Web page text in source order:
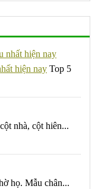
hiện nay Top 5
nhà, cột hiên...
họ. Mẫu chân...